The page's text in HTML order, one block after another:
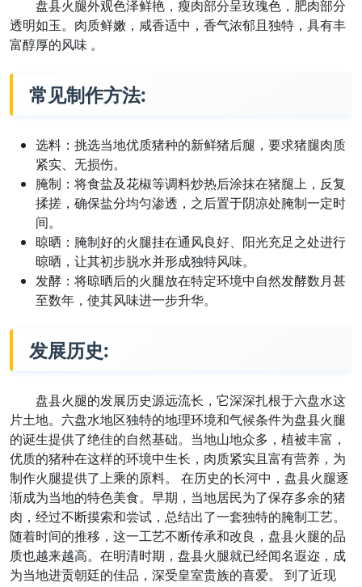
盘县火腿外观色泽鲜艳，瘦肉部分呈玫瑰色，肥肉部分
透明如玉。肉质鲜嫩，咸香适中，香气浓郁且独特，具有丰
富醇厚的风味 。
常见制作方法:
选料：挑选当地优质猪种的新鲜猪后腿，要求猪腿肉质
紧实、无损伤。
腌制：将食盐及花椒等调料炒热后涂抹在猪腿上，反复
揉搓，确保盐分均匀渗透，之后置于阴凉处腌制一定时
间。
晾晒：腌制好的火腿挂在通风良好、阳光充足之处进行
晾晒，让其初步脱水并形成独特风味。
发酵：将晾晒后的火腿放在特定环境中自然发酵数月甚
至数年，使其风味进一步升华。
发展历史:
盘县火腿的发展历史源远流长，它深深扎根于六盘水这
片土地。六盘水地区独特的地理环境和气候条件为盘县火腿
的诞生提供了绝佳的自然基础。当地山地众多，植被丰富，
优质的猪种在这样的环境中生长，肉质紧实且富有营养，为
制作火腿提供了上乘的原料。 在历史的长河中，盘县火腿逐
渐成为当地的特色美食。早期，当地居民为了保存多余的猪
肉，经过不断摸索和尝试，总结出了一套独特的腌制工艺。
随着时间的推移，这一工艺不断传承和改良，盘县火腿的品
质也越来越高。在明清时期，盘县火腿就已经闻名遐迩，成
为当地进贡朝廷的佳品，深受皇室贵族的喜爱。 到了近现